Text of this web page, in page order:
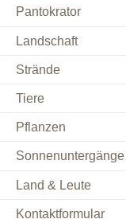
Pantokrator
Landschaft
Strände
Tiere
Pflanzen
Sonnenuntergänge
Land & Leute
Kontaktformular